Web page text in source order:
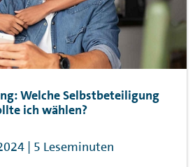
Welche Selbstbeteiligung
ich wählen?
| 5 Leseminuten